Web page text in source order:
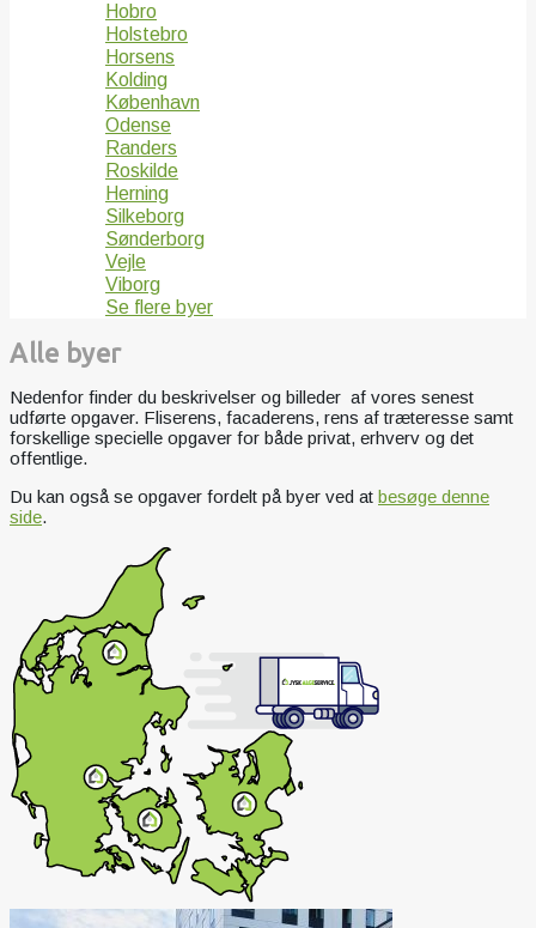
Hobro
Holstebro
Horsens
Kolding
København
Odense
Randers
Roskilde
Herning
Silkeborg
Sønderborg
Vejle
Viborg
Se flere byer
Alle byer
Nedenfor finder du beskrivelser og billeder af vores senest
udførte opgaver. Fliserens, facaderens, rens af træteresse samt
forskellige specielle opgaver for både privat, erhverv og det
offentlige.
Du kan også se opgaver fordelt på byer ved at besøge denne
side.